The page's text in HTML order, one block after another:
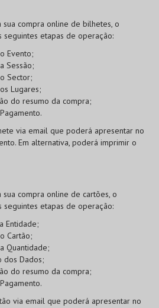
sua compra online de bilhetes, o
etapas de operação:
Evento;
Sessão;
Sector;
Lugares;
do resumo da compra;
via email que poderá apresentar no
Em alternativa, poderá imprimir o
compra online de cartões, o
etapas de operação:
Entidade;
Cartão;
Quantidade;
dos Dados;
do resumo da compra;
via email que poderá apresentar no